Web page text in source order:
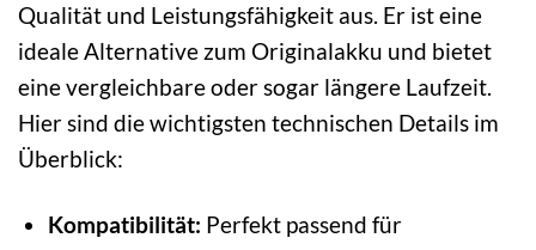
Qualität und Leistungsfähigkeit aus. Er ist eine
ideale Alternative zum Originalakku und bietet
eine vergleichbare oder sogar längere Laufzeit.
Hier sind die wichtigsten technischen Details im
Überblick:
Kompatibilität: Perfekt passend für